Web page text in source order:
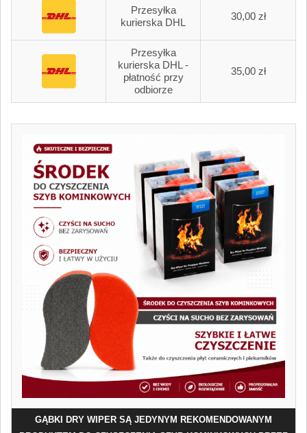
Przesyłka
kurierska DHL
30,00 zł
Przesyłka
kurierska DHL -
płatność przy
odbiorze
35,00 zł
GĄBKI DRY WIPER SĄ JEDYNYM REKOMENDOWANYM